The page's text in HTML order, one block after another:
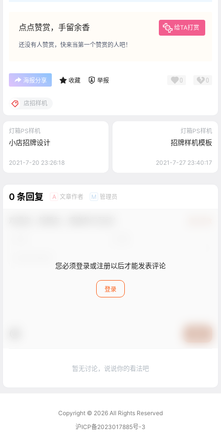
点点赞赏，手留余香 给TA打赏
还没有人赞赏，快来当第一个赞赏的人吧！
海报分享 收藏 举报 0 0
店招样机
灯箱PS样机
小店招牌设计
2021-7-20 23:26:18
灯箱PS样机
招牌样机模板
2021-7-27 23:40:17
0 条回复 A 文章作者 M 管理员
您必须登录或注册以后才能发表评论
登录
暂无讨论，说说你的看法吧
Copyright © 2026 All Rights Reserved
沪ICP备2023017885号-3